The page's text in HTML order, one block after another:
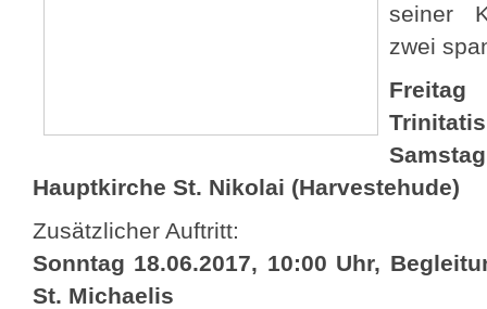
seiner
zwei
Freitag
Hauptkirche St. Nikolai (Harvestehude)
Zusätzlicher Auftritt:
Sonntag 18.06.2017, 10:00 Uhr,
St. Michaelis